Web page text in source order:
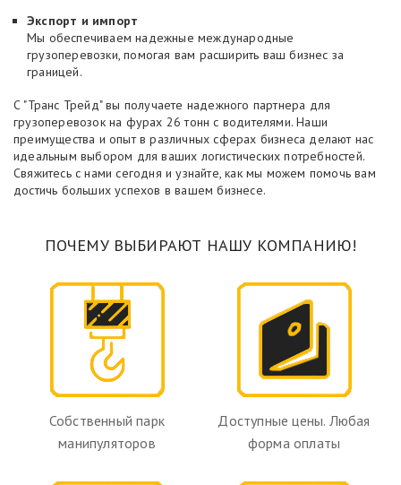
Экспорт и импорт
Мы обеспечиваем надежные международные
грузоперевозки, помогая вам расширить ваш бизнес за
границей.
С "Транс Трейд" вы получаете надежного партнера для
грузоперевозок на фурах 26 тонн с водителями. Наши
преимущества и опыт в различных сферах бизнеса делают нас
идеальным выбором для ваших логистических потребностей.
Свяжитесь с нами сегодня и узнайте, как мы можем помочь вам
достичь больших успехов в вашем бизнесе.
ПОЧЕМУ ВЫБИРАЮТ НАШУ КОМПАНИЮ!
Собственный парк
манипуляторов
Доступные цены. Любая
форма оплаты